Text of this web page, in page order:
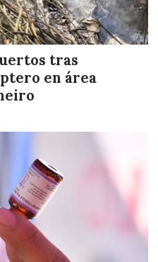
tras
en área